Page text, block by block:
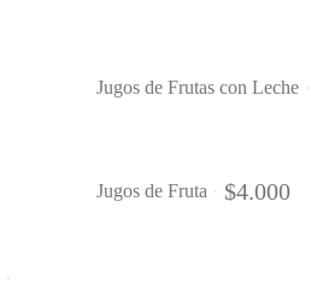
Jugos de Frutas con Leche
Jugos de Fruta $4.000